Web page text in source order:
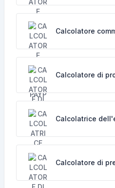
Calcolatore
Calcolatore di
Calcolatrice
Calcolatore di